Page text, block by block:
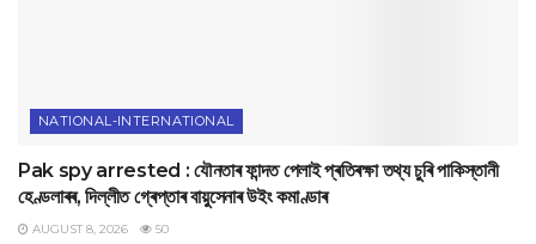
NATIONAL-INTERNATIONAL
Pak spy arrested : যৌনতাৰ ফান্দত পেলাই প্ৰতিৰক্ষা তথ্য চুৰি পাকিস্তানী
হেণ্ডলাৰৰ, দিল্লীত গ্ৰেপ্তাৰ বায়ুসেনাৰ উইং কমাণ্ডাৰ
AUGUST 8, 2026 50